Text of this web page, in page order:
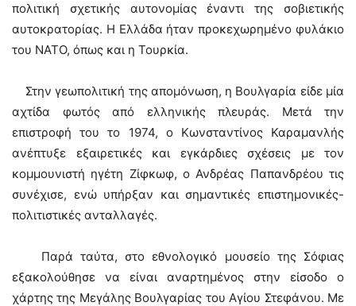
πολιτική σχετικής αυτονομίας έναντι της σοβιετικής
αυτοκρατορίας. Η Ελλάδα ήταν προκεχωρημένο φυλάκιο
του ΝΑΤΟ, όπως και η Τουρκία.
Στην γεωπολιτική της απομόνωση, η Βουλγαρία είδε μία
αχτίδα φωτός από ελληνικής πλευράς. Μετά την
επιστροφή του το 1974, ο Κωνσταντίνος Καραμανλής
ανέπτυξε εξαιρετικές και εγκάρδιες σχέσεις με τον
κομμουνιστή ηγέτη Ζίφκωφ, ο Ανδρέας Παπανδρέου τις
συνέχισε, ενώ υπήρξαν και σημαντικές επιστημονικές-
πολιτιστικές ανταλλαγές.
Παρά ταύτα, στο εθνολογικό μουσείο της Σόφιας
εξακολούθησε να είναι αναρτημένος στην είσοδο ο
χάρτης της Μεγάλης Βουλγαρίας του Αγίου Στεφάνου. Με